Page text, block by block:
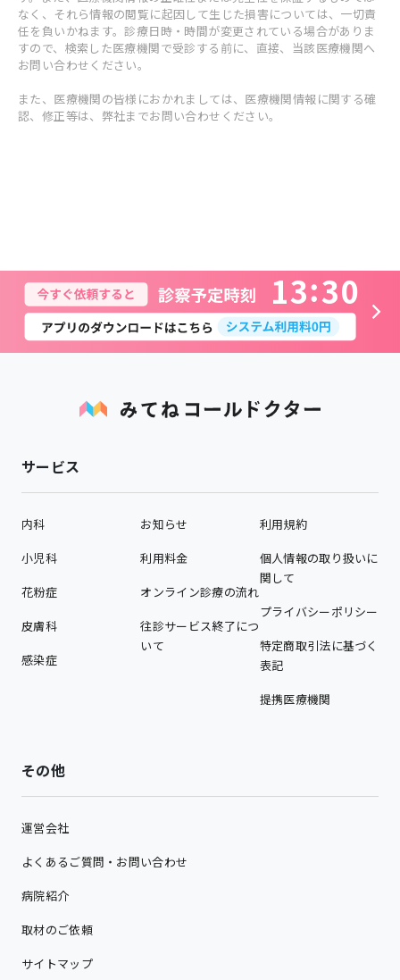
なく、それら情報の閲覧に起因して生じた損害については、一切責
任を負いかねます。診療日時・時間が変更されている場合がありま
すので、検索した医療機関で受診する前に、直接、当該医療機関へ
お問い合わせください。
また、医療機関の皆様におかれましては、医療機関情報に関する確
認、修正等は、弊社までお問い合わせください。
13 30
サービス
内科
小児科
花粉症
皮膚科
感染症
お知らせ
利用料金
オンライン診療の流れ
往診サービス終了につ
いて
利用規約
個人情報の取り扱いに
関して
プライバシーポリシー
特定商取引法に基づく
表記
提携医療機関
その他
運営会社
よくあるご質問・お問い合わせ
病院紹介
取材のご依頼
サイトマップ